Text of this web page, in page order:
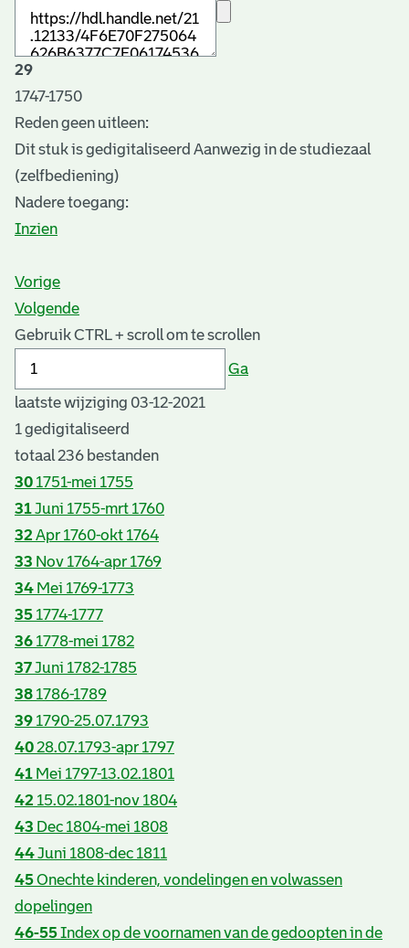
29
1747-1750
Reden geen uitleen:
Dit stuk is gedigitaliseerd Aanwezig in de studiezaal
(zelfbediening)
Nadere toegang:
Inzien
Vorige
Volgende
Gebruik CTRL + scroll om te scrollen
Ga
laatste wijziging 03-12-2021
1 gedigitaliseerd
totaal 236 bestanden
30 1751-mei 1755
31Juni 1755-mrt 1760
32 Apr 1760-okt 1764
33 Nov 1764-apr 1769
34 Mei 1769-1773
35 1774-1777
36 1778-mei 1782
37Juni 1782-1785
38 1786-1789
39 1790-25.07.1793
4028.07.1793-apr 1797
41 Mei 1797-13.02.1801
42 15.02.1801-nov 1804
43 Dec 1804-mei 1808
44Juni 1808-dec 1811
45Onechte kinderen, vondelingen en volwassen
dopelingen
46-55Index op de voornamen van de gedoopten in de